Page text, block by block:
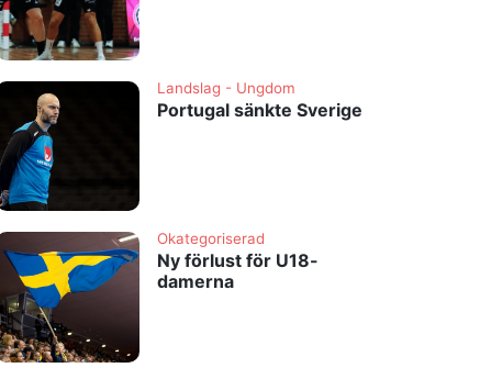
Landslag - Ungdom
Portugal sänkte Sverige
Okategoriserad
Ny förlust för U18-
damerna